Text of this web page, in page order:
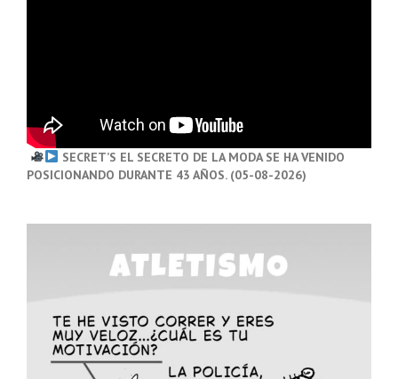
SECRET’S EL SECRETO DE LA MODA SE HA VENIDO
POSICIONANDO DURANTE 43 AÑOS. (05-08-2026)